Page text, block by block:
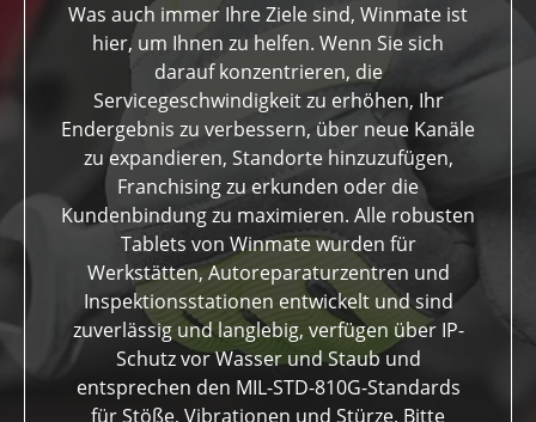
Was auch immer Ihre Ziele sind, Winmate ist
hier, um Ihnen zu helfen. Wenn Sie sich
darauf konzentrieren, die
Servicegeschwindigkeit zu erhöhen, Ihr
Endergebnis zu verbessern, über neue Kanäle
zu expandieren, Standorte hinzuzufügen,
Franchising zu erkunden oder die
Kundenbindung zu maximieren. Alle robusten
Tablets von Winmate wurden für
Werkstätten, Autoreparaturzentren und
Inspektionsstationen entwickelt und sind
zuverlässig und langlebig, verfügen über IP-
Schutz vor Wasser und Staub und
entsprechen den MIL-STD-810G-Standards
für Stöße, Vibrationen und Stürze. Bitte